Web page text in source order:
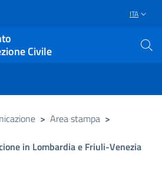
ITA
Civile
su Facebook
su Twitter> Area stampa >
in Lombardia e Friuli-Venezia